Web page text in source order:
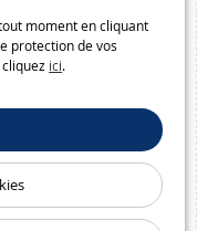
moment en cliquant
protection de vos
ici.